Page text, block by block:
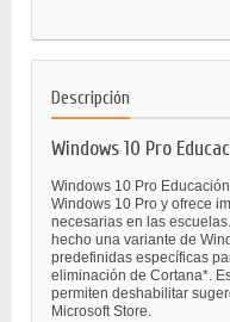
Descripción
Windows 10 Pro
Windows 10 Pro
Windows 10 Pro y ofrece
necesarias en las
hecho una variante de
predefinidas específicas
eliminación de Cortana*.
permiten deshabilitar
Microsoft Store.